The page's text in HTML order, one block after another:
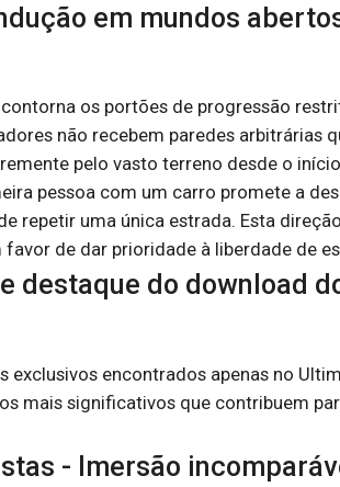
em mundos
os portões de progressão
não recebem paredes arbitrárias
pelo vasto terreno desde o
pessoa com um carro promete a
repetir uma única estrada. Esta
de dar prioridade à liberdade de
destaque do download
exclusivos encontrados apenas no
mais significativos que contribuem
- Imersão